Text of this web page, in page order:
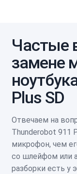
Частые
замене
Plus SD
Отвечаем на
Thunderobot 911
микрофон, чем
со шлейфом или
разборки есть у